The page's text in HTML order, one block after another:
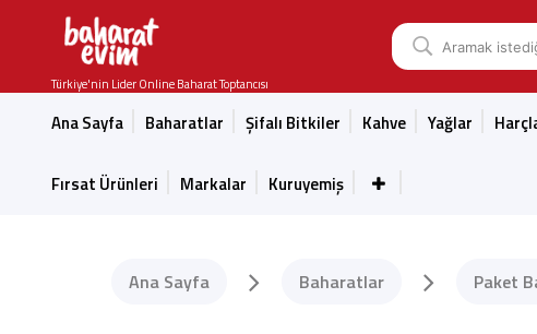
Türkiye'nin Lider Online Baharat Toptancısı
Ana Sayfa Baharatlar Şifalı Bitkiler Kahve Yağlar
Fırsat Ürünleri Markalar Kuruyemiş
Ana Sayfa Baharatlar Paket